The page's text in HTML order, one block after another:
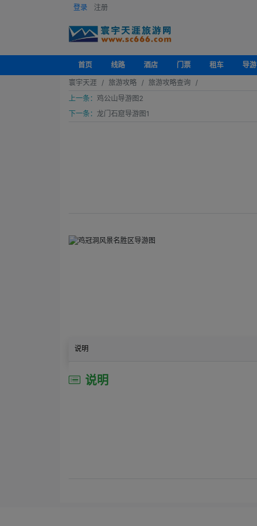
登录 注册
首页 线路 酒店 门票 租车 导游
寰宇天涯
旅游攻略
旅游攻略查询
上一条： 鸡公山导游图2
下一条： 龙门石窟导游图1
说明
说明